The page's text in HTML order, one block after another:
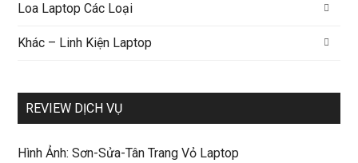
Loa Laptop Các Loại
Khác – Linh Kiện Laptop
REVIEW DỊCH VỤ
Hình Ảnh: Sơn-Sửa-Tân Trang Vỏ Laptop